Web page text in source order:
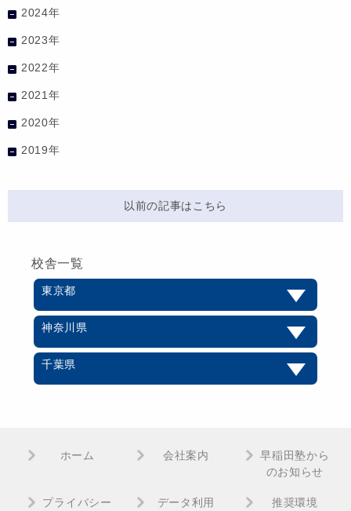
2024年
2023年
2022年
2021年
2020年
2019年
以前の記事はこちら
校舎一覧
東京都
神奈川県
千葉県
ホーム 会社案内
早稲田塾から
のお知らせ
プライバシー
データ利用 推奨環境